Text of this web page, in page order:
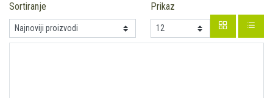
Sortiranje Prikaz